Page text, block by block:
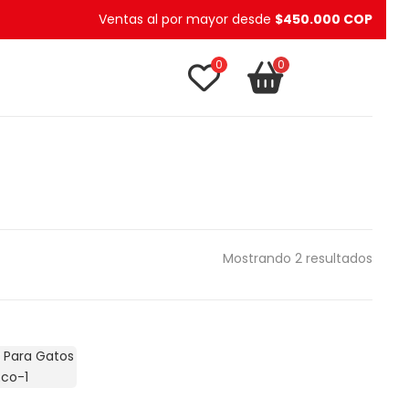
Ventas al por mayor desde $450.000 COP
0 0
Mostrando 2 resultados